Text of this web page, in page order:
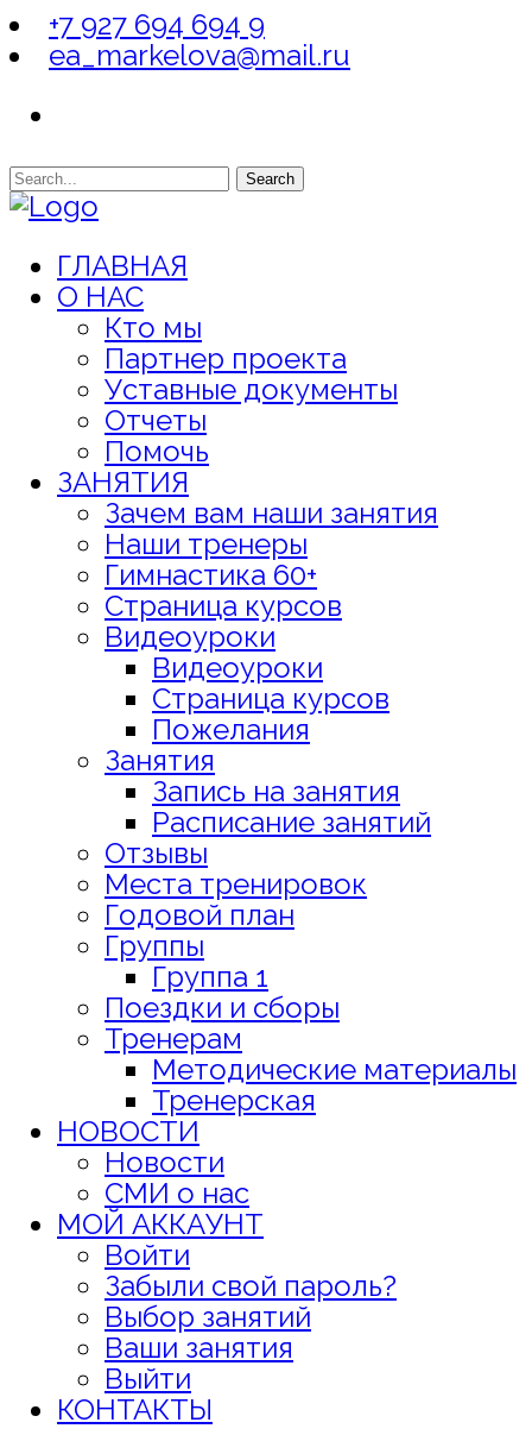
+7 927 694 694 9
ea_markelova@mail.ru
Search
ГЛАВНАЯ
О НАС
Кто мы
Партнер проекта
Уставные документы
Отчеты
Помочь
ЗАНЯТИЯ
Зачем вам наши занятия
Наши тренеры
Гимнастика 60+
Страница курсов
Видеоуроки
Видеоуроки
Страница курсов
Пожелания
Занятия
Запись на занятия
Расписание занятий
Отзывы
Места тренировок
Годовой план
Группы
Группа 1
Поездки и сборы
Тренерам
Методические материалы
Тренерская
НОВОСТИ
Новости
СМИ о нас
МОЙ АККАУНТ
Войти
Забыли свой пароль?
Выбор занятий
Ваши занятия
Выйти
КОНТАКТЫ